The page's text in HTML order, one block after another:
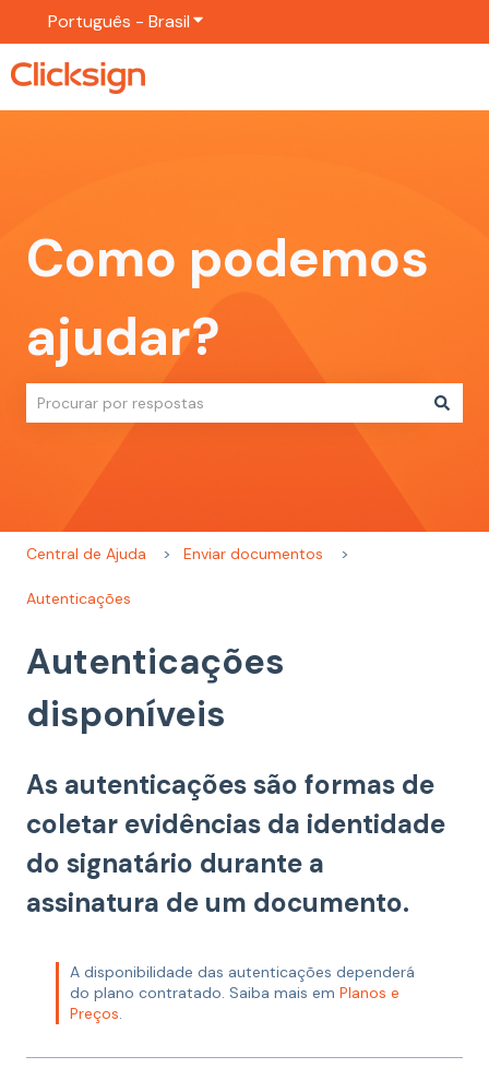
Português - BrasilMostrar submenu para traduções
Como podemos
ajudar?
Central de Ajuda Enviar documentos
Autenticações
Autenticações
disponíveis
As autenticações são formas de
coletar evidências da identidade
do signatário durante a
assinatura de um documento.
A disponibilidade das autenticações dependerá
do plano contratado. Saiba mais em Planos e
Preços.